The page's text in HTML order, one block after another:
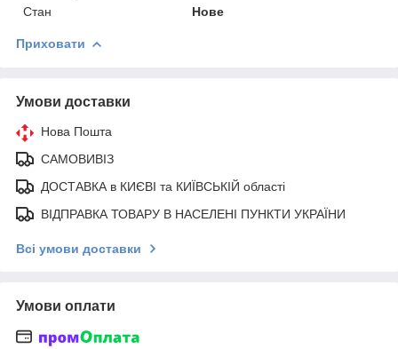
Стан
Нове
Приховати
Умови доставки
Нова Пошта
САМОВИВІЗ
ДОСТАВКА в КИЄВІ та КИЇВСЬКІЙ області
ВІДПРАВКА ТОВАРУ В НАСЕЛЕНІ ПУНКТИ УКРАЇНИ
Всі умови доставки
Умови оплати